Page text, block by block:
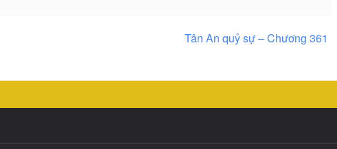
Tân An quỷ sự – Chương 361